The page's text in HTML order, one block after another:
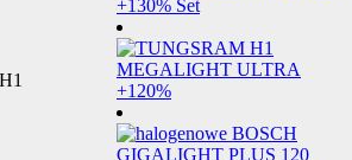
H1